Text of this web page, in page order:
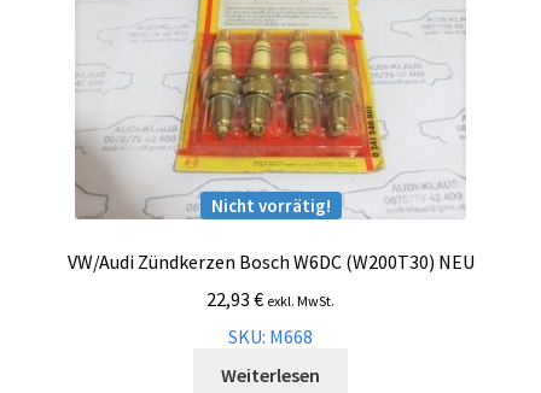
Nicht vorrätig!
VW/Audi Zündkerzen Bosch W6DC (W200T30) NEU
22,93 € exkl. MwSt.
SKU: M668
Weiterlesen